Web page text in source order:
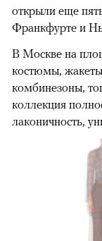
открыли еще
Франкфурте и
В Москве на
костюмы,
комбинезоны,
коллекция
лаконичность,